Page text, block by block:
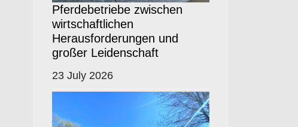
Pferdebetriebe zwischen
wirtschaftlichen
Herausforderungen und
großer Leidenschaft
23 July 2026